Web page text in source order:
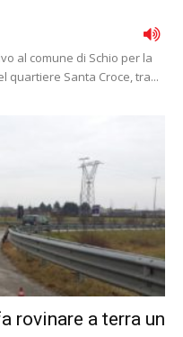
al comune di Schio per la
quartiere Santa Croce, tra...
rovinare a terra un